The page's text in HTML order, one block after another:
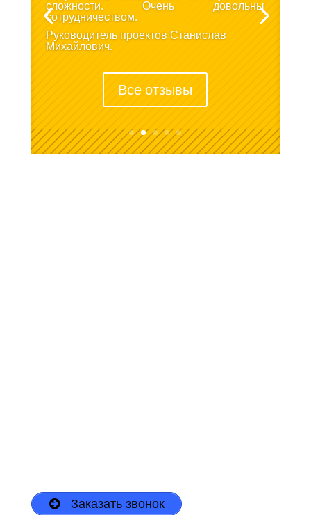
сложности. Очень довольны
сотрудничеством.
Руководитель проектов Станислав
Михайлович.
Все отзывы
Заказать звонок